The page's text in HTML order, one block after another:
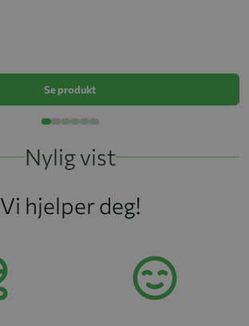
Se produkt
Nylig vist
Vi hjelper deg!